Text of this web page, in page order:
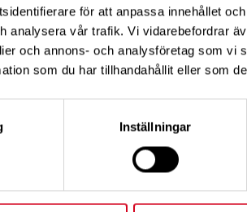
för att anpassa innehållet
analysera vår trafik. Vi vidarebefordrar
och annons- och analysföretag som vi
som du har tillhandahållit eller som
Inställningar
och vi bjuder dig som provar
från hela landet.
anmäler dig innan den 23